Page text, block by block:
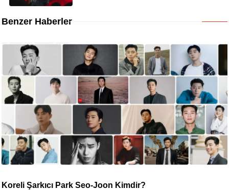
Benzer Haberler
Koreli Şarkıcı Park Seo-Joon Kimdir?